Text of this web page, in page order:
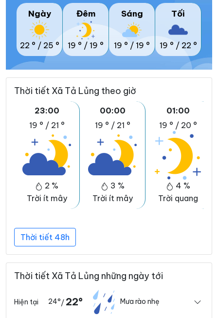
Ngày
22 ° / 25 °
Đêm
19 ° / 19 °
Sáng
19 ° / 19 °
Tối
19 ° / 22 °
Thời tiết Xã Tả Lủng theo giờ
23:00
19 ° / 21 °
2 %
Trời ít mây
00:00
19 ° / 21 °
3 %
Trời ít mây
01:00
19 ° / 20 °
4 %
Trời quang
Thời tiết 48h
Thời tiết Xã Tả Lủng những ngày tới
Hiện tại 24°/ 22° Mưa rào nhẹ